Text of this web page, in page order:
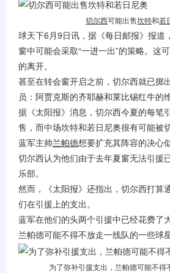
NBA
亚冠
CBA
网球
排球
切尔西可能出售坎特和若
球天下6月9日讯，据《每日邮报》报道
窗中可能会采取“一进一出”的策略。这
的离开。
甚至在转会窗开启之前，切尔西就已掷
员：阿贾克斯的齐耶赫和莱比锡红牛的维
据《太阳报》消息，切尔西今夏的每笔
售，而中场坎特和若日尼奥很有可能被
蓝军主帅兰帕德想要扩充其阵容的决心
切尔西认为他们由于去年夏窗无法引援
乐部。
然而，《太阳报》还指出，切尔西打算
们在引援上的支出。
蓝军在他们的头两个引援中已经花费了
兰帕德可能不得不放走一线队的一些球星
为了弥补引援支出，兰帕德可能不得